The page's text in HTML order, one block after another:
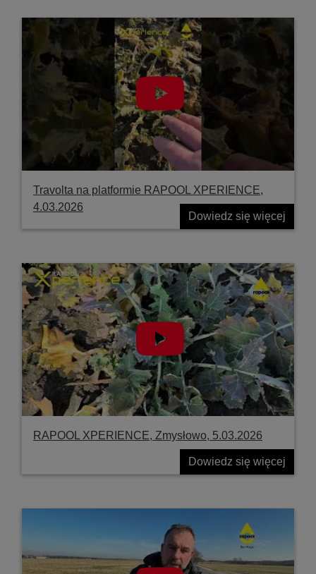
Travolta na platformie RAPOOL XPERIENCE,
4.03.2026
Dowiedz się więcej
RAPOOL XPERIENCE, Zmysłowo, 5.03.2026
Dowiedz się więcej